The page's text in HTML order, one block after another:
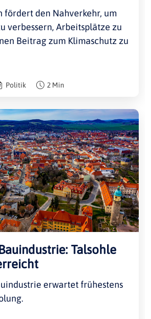
fördert den Nahverkehr, um
verbessern, Arbeitsplätze zu
Beitrag zum Klimaschutz zu
Politik 2 Min
Talsohle
erwartet frühestens